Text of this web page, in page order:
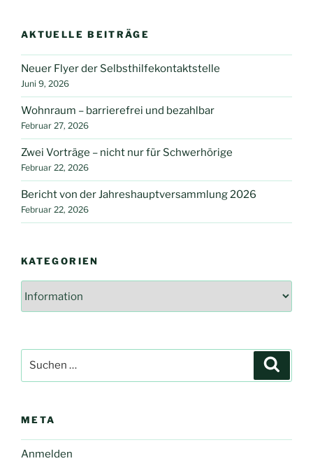
AKTUELLE BEITRÄGE
Neuer Flyer der Selbsthilfekontaktstelle
Juni 9, 2026
Wohnraum – barrierefrei und bezahlbar
Februar 27, 2026
Zwei Vorträge – nicht nur für Schwerhörige
Februar 22, 2026
Bericht von der Jahreshauptversammlung 2026
Februar 22, 2026
KATEGORIEN
nach:
META
Anmelden